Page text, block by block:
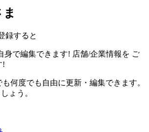
録すると
身で編集できます! 店舗/企業情報を ご
!
何度でも自由に更新・編集できます。
ょう。